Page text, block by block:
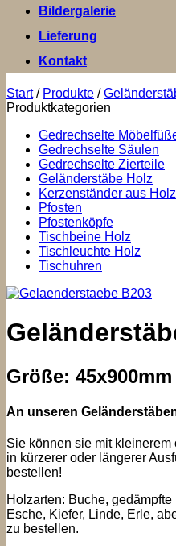
Bildergalerie
Lieferung
Kontakt
Start / Produkte /
Produktkategorien
Gedrechselte
Gedrechselte Säulen
Gedrechselte Zierteile
Geländerstäbe Holz
Kerzenständer aus Holz
Pfosten
Pfostenköpfe
Tischbeine Holz
Tischleuchte Holz
Tischuhren
Größe: 45x900mm
An unseren
Sie können sie mit
in kürzerer oder längerer
bestellen!
Holzarten: Buche,
Esche, Kiefer, Linde, Erle,
zu bestellen.